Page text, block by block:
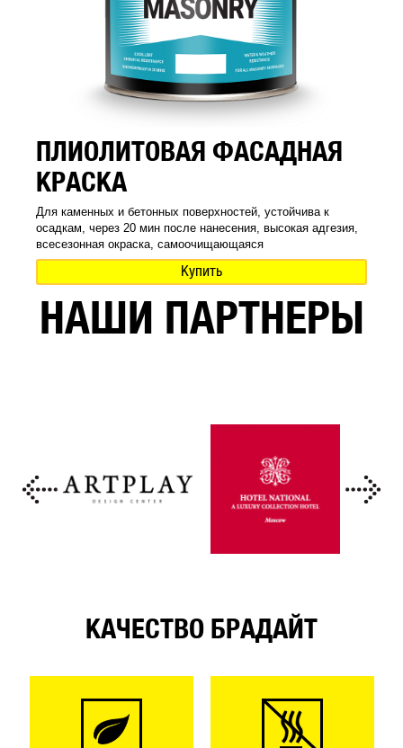
ПЛИОЛИТОВАЯ ФАСАДНАЯ
КРАСКА
Для каменных и бетонных поверхностей, устойчива к
осадкам, через 20 мин после нанесения, высокая адгезия,
всесезонная окраска, самоочищающаяся
Купить
НАШИ ПАРТНЕРЫ
КАЧЕСТВО БРАДАЙТ